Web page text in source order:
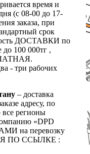
время и
(с 08-00 до 17-
заказа, при
срок
ДОСТАВКИ по
до 100 000тг ,
- три рабочих
– доставка
адресу, по
регионы
«DPD
на перевозку
ПО ССЫЛКЕ :